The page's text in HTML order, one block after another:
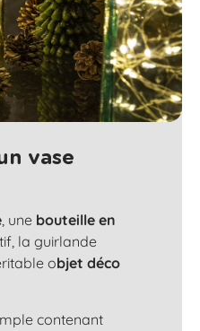
vase
, une bouteille en
, la guirlande
objet déco
contenant